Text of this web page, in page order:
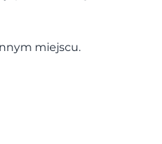
miejscu.